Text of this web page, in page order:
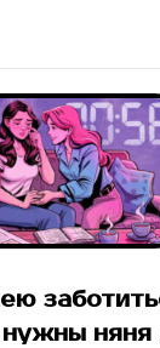
няня